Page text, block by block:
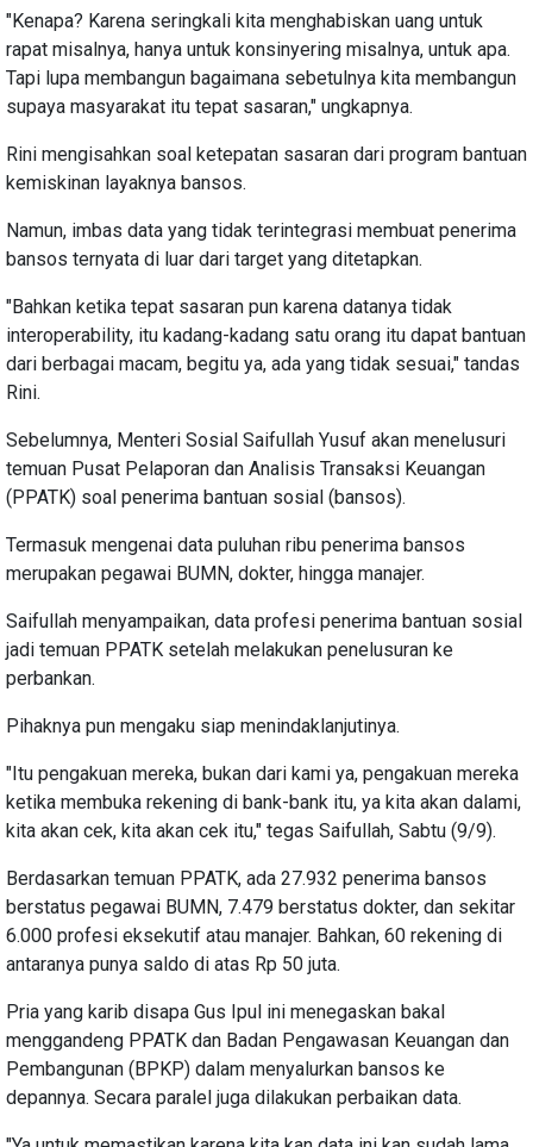
"Kenapa? Karena seringkali kita menghabiskan uang untuk
rapat misalnya, hanya untuk konsinyering misalnya, untuk apa.
Tapi lupa membangun bagaimana sebetulnya kita membangun
supaya masyarakat itu tepat sasaran," ungkapnya.
Rini mengisahkan soal ketepatan sasaran dari program bantuan
kemiskinan layaknya bansos.
Namun, imbas data yang tidak terintegrasi membuat penerima
bansos ternyata di luar dari target yang ditetapkan.
"Bahkan ketika tepat sasaran pun karena datanya tidak
interoperability, itu kadang-kadang satu orang itu dapat bantuan
dari berbagai macam, begitu ya, ada yang tidak sesuai," tandas
Rini.
Sebelumnya, Menteri Sosial Saifullah Yusuf akan menelusuri
temuan Pusat Pelaporan dan Analisis Transaksi Keuangan
(PPATK) soal penerima bantuan sosial (bansos).
Termasuk mengenai data puluhan ribu penerima bansos
merupakan pegawai BUMN, dokter, hingga manajer.
Saifullah menyampaikan, data profesi penerima bantuan sosial
jadi temuan PPATK setelah melakukan penelusuran ke
perbankan.
Pihaknya pun mengaku siap menindaklanjutinya.
"Itu pengakuan mereka, bukan dari kami ya, pengakuan mereka
ketika membuka rekening di bank-bank itu, ya kita akan dalami,
kita akan cek, kita akan cek itu," tegas Saifullah, Sabtu (9/9).
Berdasarkan temuan PPATK, ada 27.932 penerima bansos
berstatus pegawai BUMN, 7.479 berstatus dokter, dan sekitar
6.000 profesi eksekutif atau manajer. Bahkan, 60 rekening di
antaranya punya saldo di atas Rp 50 juta.
Pria yang karib disapa Gus Ipul ini menegaskan bakal
menggandeng PPATK dan Badan Pengawasan Keuangan dan
Pembangunan (BPKP) dalam menyalurkan bansos ke
depannya. Secara paralel juga dilakukan perbaikan data.